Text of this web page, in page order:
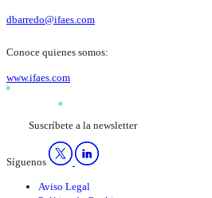
dbarredo@ifaes.com
Conoce quienes somos:
www.ifaes.com
Suscríbete a la newsletter
Síguenos
Aviso Legal